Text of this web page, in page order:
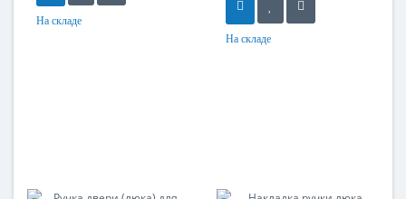
На складе
На складе